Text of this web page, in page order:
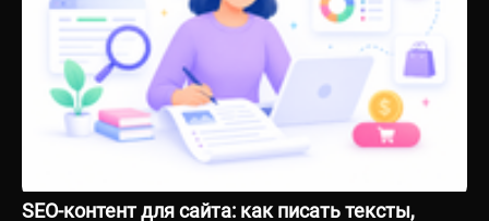
SEO-контент для сайта: как писать тексты,